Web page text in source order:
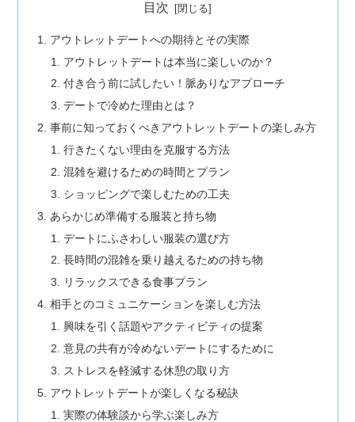
目次
アウトレットデートへの期待とその実際
アウトレットデートは本当に楽しいのか？
付き合う前に試したい！脈ありなアプローチ
デートで冷めた理由とは？
事前に知っておくべきアウトレットデートの楽しみ方
行きたくない理由を克服する方法
混雑を避けるための時間とプラン
ショッピングで楽しむための工夫
あらかじめ準備する服装と持ち物
デートにふさわしい服装の選び方
長時間の混雑を乗り越えるための持ち物
リラックスできる食事プラン
相手とのコミュニケーションを楽しむ方法
興味を引く話題やアクティビティの提案
意見の共有が冷めないデートにするために
ストレスを軽減する休憩の取り方
アウトレットデートが楽しくなる秘訣
実際の体験談から学ぶ楽しみ方